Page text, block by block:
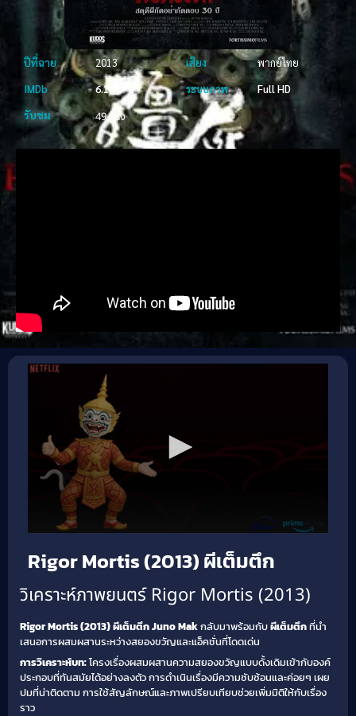
ปีที่ฉาย 2013 เสียง
พากย์ไทย
IMDb
6.1 ระบบภาพ
Full HD
รับชม
49 ครั้ง
Rigor Mortis (2013) ผีเต็มตึก
วิเคราะห์ภาพยนตร์ Rigor Mortis (2013)
Rigor Mortis (2013) ผีเต็มตึกJuno Makกลับมาพร้อมกับผีเต็มตึกที่นำ
เสนอการผสมผสานระหว่างสยองขวัญและแอ็คชั่นที่โดดเด่น
การวิเคราะห์บท:โครงเรื่องผสมผสานความสยองขวัญแบบดั้งเดิมเข้ากับองค์
ประกอบที่ทันสมัยได้อย่างลงตัว การดำเนินเรื่องมีความซับซ้อนและค่อยๆ เผย
ปมที่น่าติดตาม การใช้สัญลักษณ์และภาพเปรียบเทียบช่วยเพิ่มมิติให้กับเรื่อง
ราว